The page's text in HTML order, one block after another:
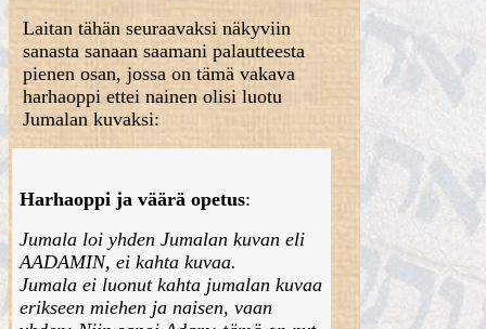
Laitan tähän seuraavaksi näkyviin
sanasta sanaan saamani palautteesta
pienen osan, jossa on tämä vakava
harhaoppi ettei nainen olisi luotu
Jumalan kuvaksi:
Harhaoppi ja väärä opetus:
Jumala loi yhden Jumalan kuvan eli
AADAMIN, ei kahta kuvaa.
Jumala ei luonut kahta jumalan kuvaa
erikseen miehen ja naisen, vaan